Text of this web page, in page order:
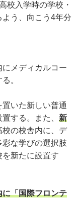
校入学時の学校・
う、向こう4年分
メディカルコー
。
いた新しい普通
する。また、 新
校の校舎内に、デ
な学びの選択肢
新たに設置す
「国際フロンテ